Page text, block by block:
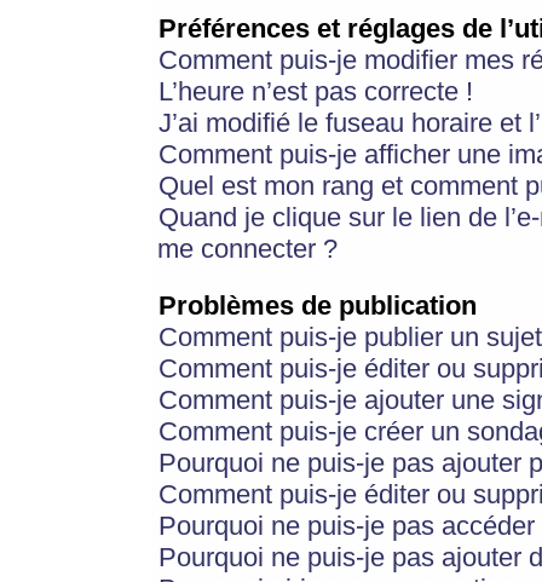
Préférences et réglages de
Comment puis-je modifier mes
L’heure n’est pas correcte !
J’ai modifié le fuseau horaire et
Comment puis-je afficher une
Quel est mon rang et comment
Quand je clique sur le lien de
me connecter ?
Problèmes de publication
Comment puis-je publier un
Comment puis-je éditer ou
Comment puis-je ajouter une
Comment puis-je créer un
Pourquoi ne puis-je pas ajouter
Comment puis-je éditer ou
Pourquoi ne puis-je pas
Pourquoi ne puis-je pas ajouter